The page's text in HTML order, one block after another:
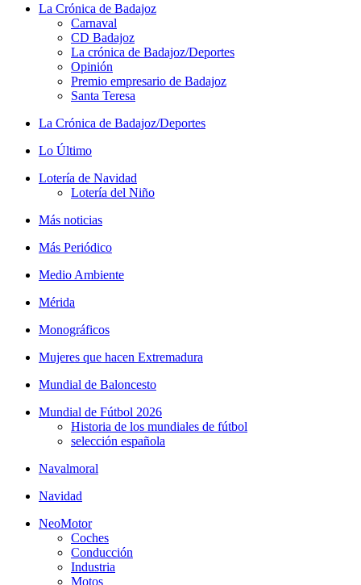
La Crónica de Badajoz
Carnaval
CD Badajoz
La crónica de Badajoz/Deportes
Opinión
Premio empresario de Badajoz
Santa Teresa
La Crónica de Badajoz/Deportes
Lo Último
Lotería de Navidad
Lotería del Niño
Más noticias
Más Periódico
Medio Ambiente
Mérida
Monográficos
Mujeres que hacen Extremadura
Mundial de Baloncesto
Mundial de Fútbol 2026
Historia de los mundiales de fútbol
selección española
Navalmoral
Navidad
NeoMotor
Coches
Conducción
Industria
Motos